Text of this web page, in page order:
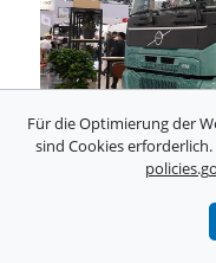
Entwicklung bei
Für die Optimierung der
sind Cookies